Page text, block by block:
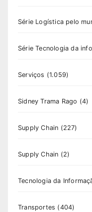
Série Logística pelo
Série Tecnologia da
Serviços (1.059)
Sidney Trama Rago (4)
Supply Chain (227)
Supply Chain (2)
Tecnologia da
Transportes (404)